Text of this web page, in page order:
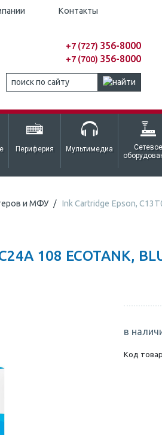
Контакты
+7 (727) 356-8000
+7 (700) 356-8000
Периферия Мультимедиа
Сетевое
и МФУ Ink Cartridge Epson,
108 ECOTANK,
в
Код